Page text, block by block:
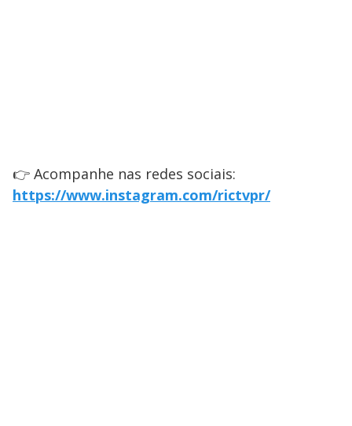
👉 Acompanhe nas redes sociais:
https://www.instagram.com/rictvpr/